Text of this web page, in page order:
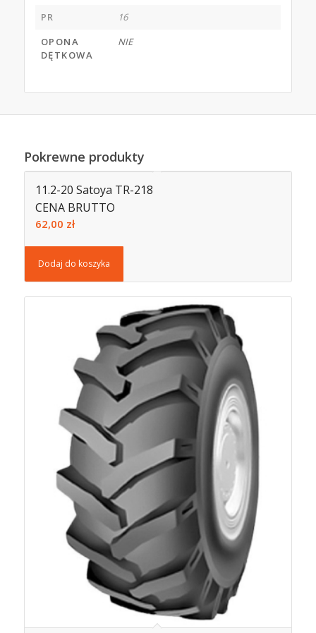
PR
16
OPONA
DĘTKOWA
NIE
Pokrewne produkty
11.2-20 Satoya TR-218
CENA BRUTTO
62,00 zł
Dodaj do koszyka